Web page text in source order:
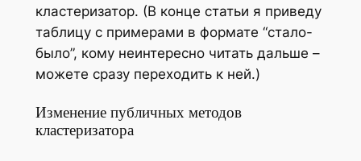
кластеризатор. (В конце статьи я приведу
таблицу с примерами в формате “стало-
было”, кому неинтересно читать дальше –
можете сразу переходить к ней.)
Изменение публичных методов
кластеризатора